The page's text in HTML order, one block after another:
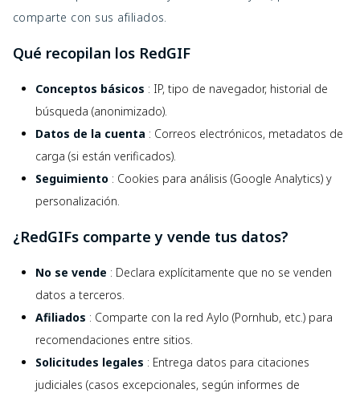
comparte con sus afiliados.
Qué recopilan los RedGIF
Conceptos básicos : IP, tipo de navegador, historial de
búsqueda (anonimizado).
Datos de la cuenta : Correos electrónicos, metadatos de
carga (si están verificados).
Seguimiento : Cookies para análisis (Google Analytics) y
personalización.
¿RedGIFs comparte y vende tus datos?
No se vende : Declara explícitamente que no se venden
datos a terceros.
Afiliados : Comparte con la red Aylo (Pornhub, etc.) para
recomendaciones entre sitios.
Solicitudes legales : Entrega datos para citaciones
judiciales (casos excepcionales, según informes de